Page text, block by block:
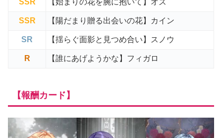
SSR 【陽だまり贈る出会いの花】カイン
SR 【揺らぐ面影と見つめ合い】スノウ
R 【誰にあげようかな】フィガロ
【報酬カード】